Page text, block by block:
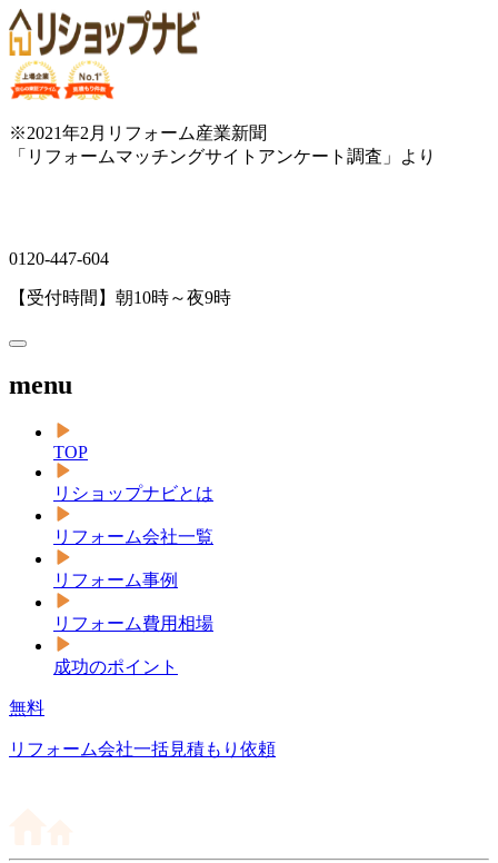
※2021年2月リフォーム産業新聞
「リフォームマッチングサイトアンケート調査」より
0120-447-604
【受付時間】朝10時～夜9時
menu
TOP
リショップナビとは
リフォーム会社一覧
リフォーム事例
リフォーム費用相場
成功のポイント
無料
リフォーム会社一括見積もり依頼